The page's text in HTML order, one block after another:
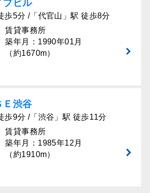
ブビル
歩5分 /「代官山」駅 徒歩8分
賃貸事務所
築年月：1990年01月
（約1670m）
Ｅ渋谷
歩9分 /「渋谷」駅 徒歩11分
賃貸事務所
築年月：1985年12月
（約1910m）